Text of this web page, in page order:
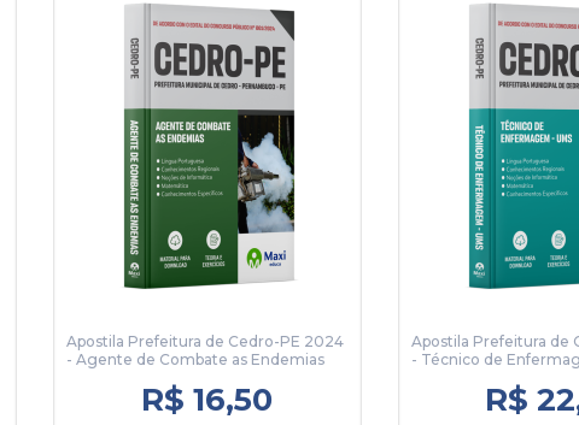
Apostila Prefeitura de Cedro-PE 2024
- Agente de Combate as Endemias
R$ 16,50
Apostila Prefeitura de
- Técnico de
R$